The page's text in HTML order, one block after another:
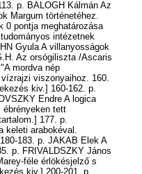
p. BALOGH Kálmán Az
Margum történetéhez.
0 pontja meghatározása
intézetnek
Gyula A villanyosságok
Az orsógiliszta /Ascaris
mordva nép
viszonyaihoz. 160.
kiv.] 160-162. p.
Endre A logica
ébrényeken tett
177. p.
arabokéval.
183. p. JAKAB Elek A
p. FRIVALDSZKY János
féle érlökésjelző s
kiv.] 200-201. p.